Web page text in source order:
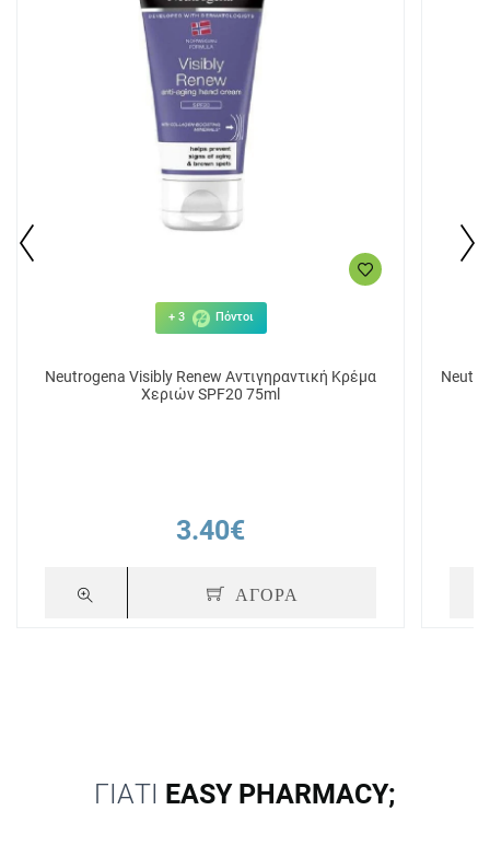
+ 3 Πόντοι
Neutrogena Visibly Renew Αντιγηραντική Κρέμα
Χεριών SPF20 75ml
3.40€
ΑΓΟΡΑ
ΓΙΑΤΙ EASY PHARMACY;